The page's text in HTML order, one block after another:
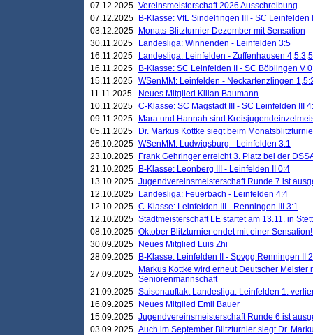
07.12.2025 Vereinsmeisterschaft 2026 Ausschreibung
07.12.2025
B-Klasse: VfL Sindelfingen III - SC Leinfelden
03.12.2025
Monats-Blitzturnier Dezember mit Sensation
30.11.2025
Landesliga: Winnenden - Leinfelden 3:5
16.11.2025
Landesliga: Leinfelden - Zuffenhausen 4,5:3,5
16.11.2025
B-Klasse: SC Leinfelden II - SC Böblingen V
15.11.2025 WSenMM: Leinfelden - Neckartenzlingen
11.11.2025
Neues Mitglied Kilian Baumann
10.11.2025 C-Klasse: SC Magstadt III - SC Leinfelden III
09.11.2025
Mara und Hannah sind
05.11.2025
Dr. Markus Kottke siegt beim
26.10.2025 WSenMM: Ludwigsburg - Leinfelden 3:1
23.10.2025
Frank Gehringer erreicht 3. Platz bei der
21.10.2025
B-Klasse: Leonberg III - Leinfelden II 0:4
13.10.2025 Jugendvereinsmeisterschaft Runde 7 ist
12.10.2025
Landesliga: Feuerbach - Leinfelden 4:4
12.10.2025 C-Klasse: Leinfelden III - Renningen III 3:1
12.10.2025 Stadtmeisterschaft LE startet am 13.11. in
08.10.2025 Oktober Blitzturnier endet mit einer
30.09.2025
Neues Mitglied Luis Zhi
28.09.2025
B-Klasse: Leinfelden II - Spvgg Renningen II
27.09.2025
Markus Kottke wird erneut Deutscher Meister
Seniorenmannschaft
21.09.2025 Saisonauftakt Landesliga: Leinfelden 1.
16.09.2025
Neues Mitglied Emil Bauer
15.09.2025 Jugendvereinsmeisterschaft Runde 6 ist
03.09.2025 Auch im September Blitzturnier siegt Dr.